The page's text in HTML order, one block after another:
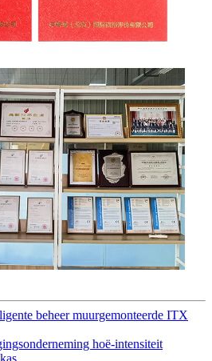
beheer muurgemonteerde ITX
hoë-intensiteit